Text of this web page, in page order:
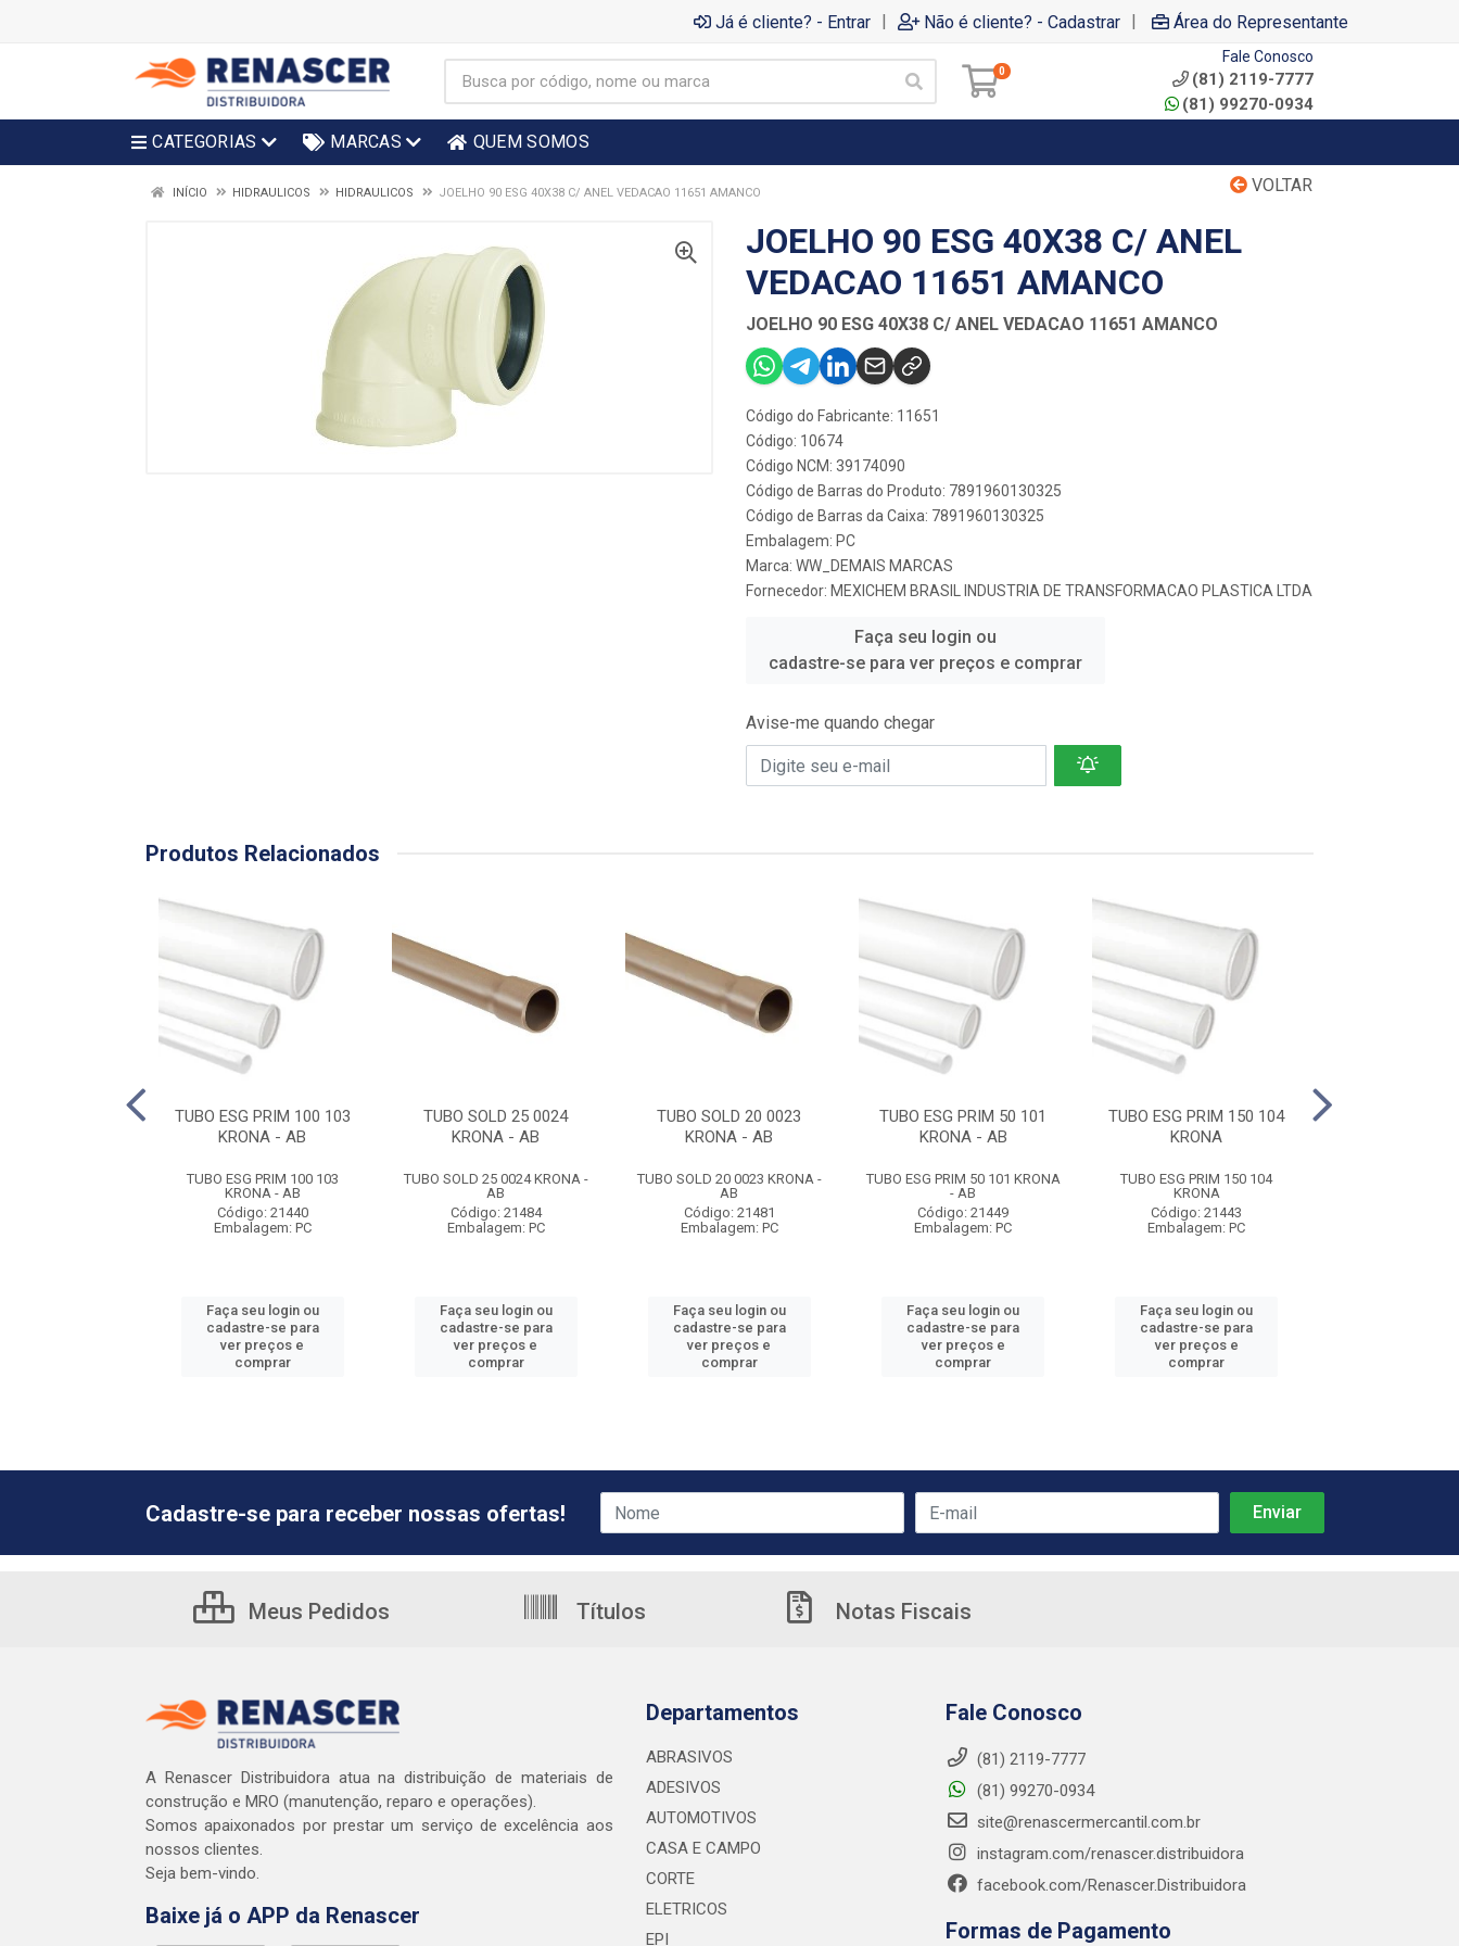
Já é cliente? - Entrar | Não é cliente? - Cadastrar | Área do Representante
0
Fale Conosco
(81) 2119-7777
(81) 99270-0934
CATEGORIAS MARCAS QUEM SOMOS
VOLTAR
INÍCIO HIDRAULICOS HIDRAULICOS JOELHO 90 ESG 40X38 C/ ANEL VEDACAO 11651 AMANCO
JOELHO 90 ESG 40X38 C/ ANEL
VEDACAO 11651 AMANCO
JOELHO 90 ESG 40X38 C/ ANEL VEDACAO 11651 AMANCO
Código do Fabricante: 11651
Código: 10674
Código NCM: 39174090
Código de Barras do Produto: 7891960130325
Código de Barras da Caixa: 7891960130325
Embalagem: PC
Marca: WW_DEMAIS MARCAS
Fornecedor: MEXICHEM BRASIL INDUSTRIA DE TRANSFORMACAO PLASTICA LTDA
Faça seu login ou
cadastre-se para ver preços e comprar
Avise-me quando chegar
Produtos Relacionados
TUBO ESG PRIM 100 103
KRONA - AB
TUBO ESG PRIM 100 103
KRONA - AB
Código: 21440
Embalagem: PC
Faça seu login ou
cadastre-se para
ver preços e
comprar
TUBO SOLD 25 0024
KRONA - AB
TUBO SOLD 25 0024 KRONA -
AB
Código: 21484
Embalagem: PC
Faça seu login ou
cadastre-se para
ver preços e
comprar
TUBO SOLD 20 0023
KRONA - AB
TUBO SOLD 20 0023 KRONA -
AB
Código: 21481
Embalagem: PC
Faça seu login ou
cadastre-se para
ver preços e
comprar
TUBO ESG PRIM 50 101
KRONA - AB
TUBO ESG PRIM 50 101 KRONA
- AB
Código: 21449
Embalagem: PC
Faça seu login ou
cadastre-se para
ver preços e
comprar
TUBO ESG PRIM 150 104
KRONA
TUBO ESG PRIM 150 104
KRONA
Código: 21443
Embalagem: PC
Faça seu login ou
cadastre-se para
ver preços e
comprar
Cadastre-se para receber nossas ofertas!
Meus Pedidos Títulos Notas Fiscais
A Renascer Distribuidora atua na distribuição de materiais de
construção e MRO (manutenção, reparo e operações).
Somos apaixonados por prestar um serviço de excelência aos
nossos clientes.
Seja bem-vindo.
Baixe já o APP da Renascer
Departamentos
ABRASIVOS
ADESIVOS
AUTOMOTIVOS
CASA E CAMPO
CORTE
ELETRICOS
EPI
Fale Conosco
(81) 2119-7777
(81) 99270-0934
site@renascermercantil.com.br
instagram.com/renascer.distribuidora
facebook.com/Renascer.Distribuidora
Formas de Pagamento